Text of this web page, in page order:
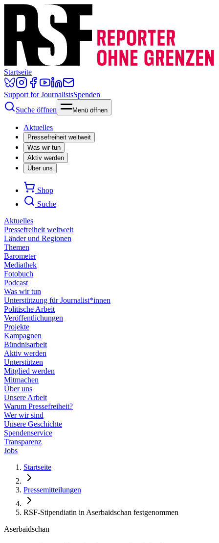
Startseite
Support for JournalistsSpenden
Suche öffnen
Menü öffnen
Aktuelles
Pressefreiheit weltweit
Was wir tun
Aktiv werden
Über uns
Shop
Suche
Aktuelles
Pressefreiheit weltweit
Länder und Regionen
Themen
Barometer
Mediathek
Fotobuch
Podcast
Was wir tun
Unterstützung für Journalist*innen
Politische Arbeit
Veröffentlichungen
Projekte
Kampagnen
Bündnisarbeit
Aktiv werden
Unterstützen
Mitglied werden
Mitmachen
Über uns
Unsere Arbeit
Warum Pressefreiheit?
Wer wir sind
Unsere Geschichte
Spendenservice
Transparenz
Jobs
Startseite
Pressemitteilungen
RSF-Stipendiatin in Aserbaidschan festgenommen
Aserbaidschan